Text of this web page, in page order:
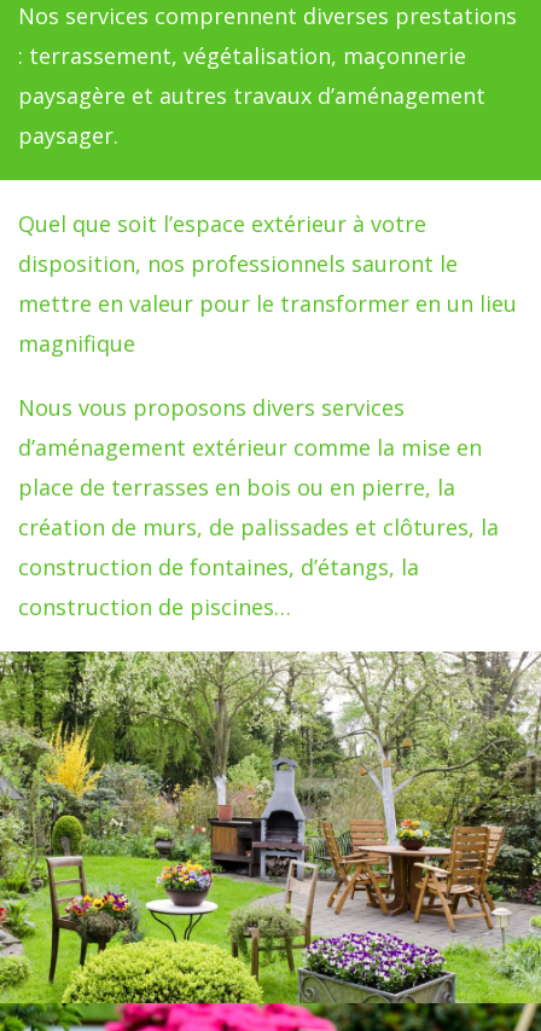
Nos services comprennent diverses prestations
: terrassement, végétalisation, maçonnerie
paysagère et autres travaux d’aménagement
paysager.
Quel que soit l’espace extérieur à votre
disposition, nos professionnels sauront le
mettre en valeur pour le transformer en un lieu
magnifique
Nous vous proposons divers services
d’aménagement extérieur comme la mise en
place de terrasses en bois ou en pierre, la
création de murs, de palissades et clôtures, la
construction de fontaines, d’étangs, la
construction de piscines…